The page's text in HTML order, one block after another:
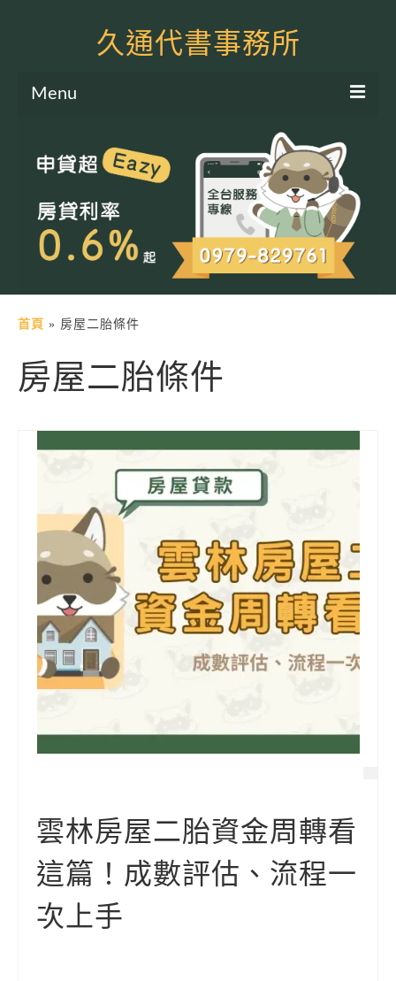
久通代書事務所
Menu
土地二胎申貸
房屋二胎申貸
軍公教貸款
土地貸款
房屋貸款
信用貸款
代書貸款
銀行貸款
其他貸款
申貸Q&A
久通專欄
時事解析
生活理財
首頁 » 房屋二胎條件
房屋二胎條件
雲林房屋二胎資金周轉看
這篇！成數評估、流程一
次上手